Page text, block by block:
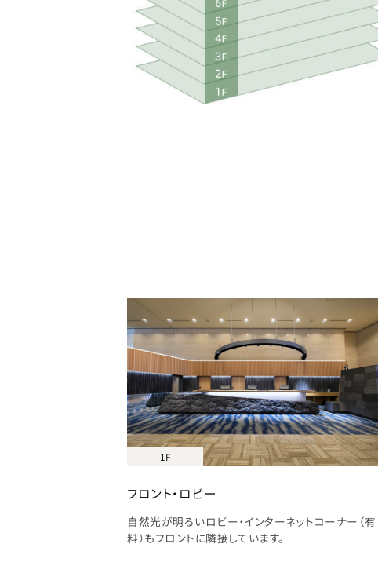
フロント・ロビー
自然光が明るいロビー・インターネットコーナー（有
料）もフロントに隣接しています。
1F